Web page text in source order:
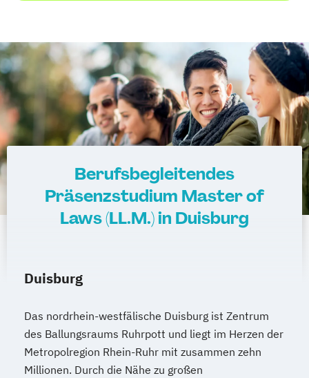
Berufsbegleitendes
Präsenzstudium Master of
Laws (LL.M.) in Duisburg
Duisburg
Das nordrhein-westfälische Duisburg ist Zentrum
des Ballungsraums Ruhrpott und liegt im Herzen der
Metropolregion Rhein-Ruhr mit zusammen zehn
Millionen. Durch die Nähe zu großen